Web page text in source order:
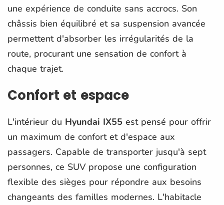
une expérience de conduite sans accrocs. Son
châssis bien équilibré et sa suspension avancée
permettent d'absorber les irrégularités de la
route, procurant une sensation de confort à
chaque trajet.
Confort et espace
L'intérieur du Hyundai IX55 est pensé pour offrir
un maximum de confort et d'espace aux
passagers. Capable de transporter jusqu'à sept
personnes, ce SUV propose une configuration
flexible des sièges pour répondre aux besoins
changeants des familles modernes. L'habitacle